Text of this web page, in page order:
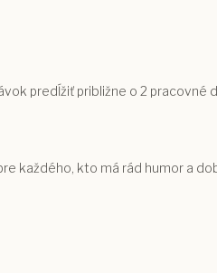
predĺžiť približne o 2
každého, kto má rád humor a